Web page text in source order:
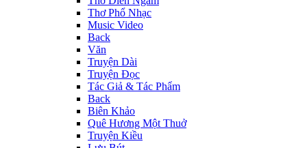
Thơ Phổ Nhạc
Music Video
Back
Văn
Truyện Dài
Truyện Đọc
Tác Giả & Tác Phẩm
Back
Biên Khảo
Quê Hương Một Thuở
Truyện Kiều